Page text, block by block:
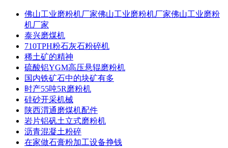
佛山工业磨粉机厂家佛山工业磨粉机厂家佛山工业磨粉
机厂家
泰兴磨煤机
710TPH粉石灰石粉碎机
稀土矿的精神
硫酸铝YGM高压悬辊磨粉机
国内铁矿石中的块矿有多
时产55吨5R磨粉机
硅砂开采机械
陕西渭通磨煤机配件
岩片铝矾土立式磨粉机
沥青混凝土粉碎
在家做石膏粉加工设备挣钱